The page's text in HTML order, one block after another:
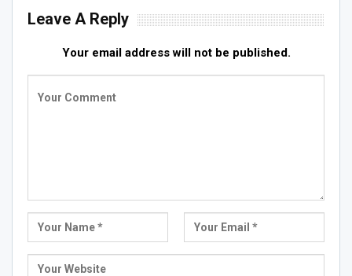
Leave A Reply
Your email address will not be published.